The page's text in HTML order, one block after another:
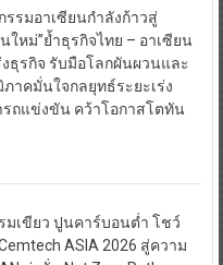
รรมอาเซียนกำลังก้าวสู่
ใหม่”ย้ำธุรกิจไทย – อาเซียน
งธุรกิจ รับมือโลกผันผวนและ
าคมั่นใจกลยุทธ์ระยะเร่ง
รถแข่งขัน คว้าโอกาสโตทัน
มเขียว ปูนคาร์บอนต่ำ โชว์
ASIA 2026 สู่ความ